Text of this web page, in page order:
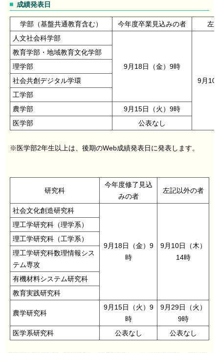
成績発表日
学部（基盤共通教育含む） 今年度卒業見込みの者
左
人文社会科学部
9月18日（金）9時
9月10
教育学部・地域教育文化学部
理学部
社会共創デジタル学環
工学部
農学部
9月15日（火）9時
医学部
公表なし
※医学部2年生以上は、後期のWeb成績発表日に発表します。
研究科
今年度修了見込
みの者
左記以外の者
社会文化創造研究科
9月18日（金）9
時
9月10日（木）
14時
理工学研究科（理学系）
理工学研究科（工学系）
理工学研究科数理情報シス
テム専攻
有機材料システム研究科
教育実践研究科
農学研究科
9月15日（火）9
時
9月29日（火）
9時
医学系研究科
公表なし 公表なし